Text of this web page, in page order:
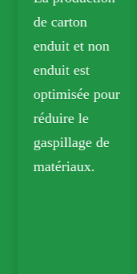
de carton
enduit et non
enduit est
optimisée pour
réduire le
gaspillage de
matériaux.